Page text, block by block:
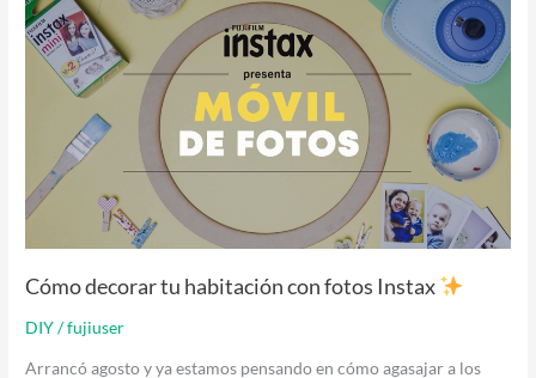
Cómo decorar tu habitación con fotos Instax
DIY/fujiuser
Arrancó agosto y ya estamos pensando en cómo agasajar a los
decorar
tu
habitación
Instax